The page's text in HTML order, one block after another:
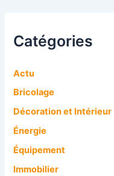
Catégories
Actu
Bricolage
Décoration et Intérieur
Énergie
Équipement
Immobilier